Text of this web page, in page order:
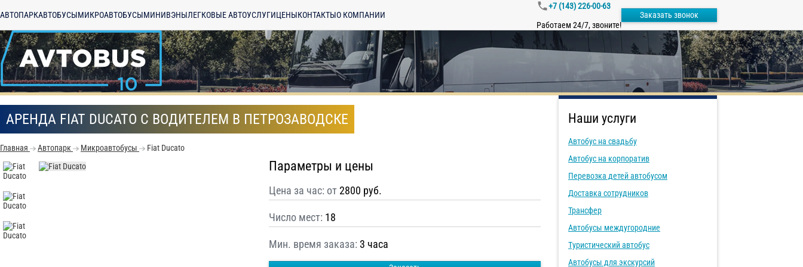
АВТОПАРКАВТОБУСЫМИКРОАВТОБУСЫМИНИВЭНЫЛЕГКОВЫЕ АВТОУСЛУГИЦЕНЫКОНТАКТЫО КОМПАНИИ
+7 (143) 226-00-63
Работаем 24/7, звоните!
Заказать звонок
АРЕНДА FIAT DUCATO С ВОДИТЕЛЕМ В ПЕТРОЗАВОДСКЕ
Главная Автопарк Микроавтобусы Fiat Ducato
Параметры и цены
Цена за час: от2800 руб.
Число мест: 18
Мин. время заказа: 3 часа
Наши услуги
Автобус на свадьбу
Автобус на корпоратив
Перевозка детей автобусом
Доставка сотрудников
Трансфер
Автобусы междугородние
Туристический автобус
Автобусы для экскурсий
Политикой конфиденциальностиознакомлен(а), даю